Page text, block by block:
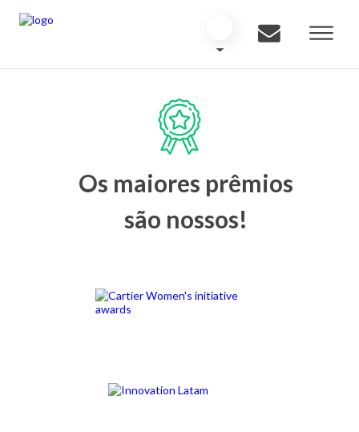
Os maiores prêmios
são nossos!